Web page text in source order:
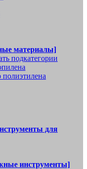
материалы]
подкатегории
для
инструменты]